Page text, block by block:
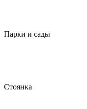
Парки и сады
Стоянка